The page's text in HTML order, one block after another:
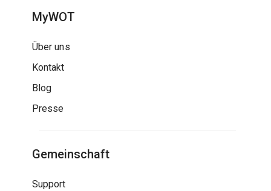
MyWOT
Über uns
Kontakt
Blog
Presse
Gemeinschaft
Support